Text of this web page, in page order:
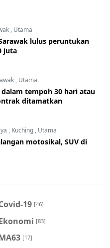
, Utama
lulus peruntukan
juta
, Utama
tempoh 30 hari atau
ditamatkan
, Kuching , Utama
motosikal, SUV di
19 [46]
[83]
[17]